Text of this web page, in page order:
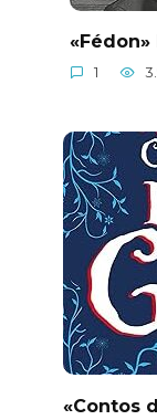
«Fédon»
1
«Contos